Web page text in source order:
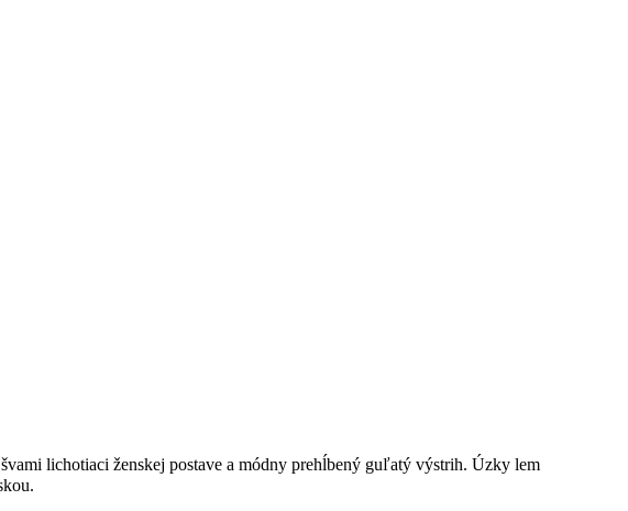
lichotiaci ženskej postave a módny prehĺbený guľatý výstrih. Úzky lem